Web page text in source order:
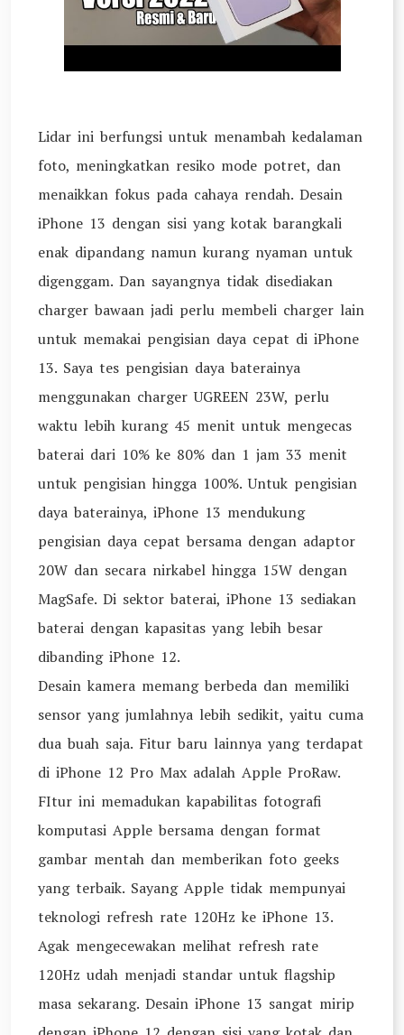
Lidar ini berfungsi untuk menambah kedalaman
foto, meningkatkan resiko mode potret, dan
menaikkan fokus pada cahaya rendah. Desain
iPhone 13 dengan sisi yang kotak barangkali
enak dipandang namun kurang nyaman untuk
digenggam. Dan sayangnya tidak disediakan
charger bawaan jadi perlu membeli charger lain
untuk memakai pengisian daya cepat di iPhone
13. Saya tes pengisian daya baterainya
menggunakan charger UGREEN 23W, perlu
waktu lebih kurang 45 menit untuk mengecas
baterai dari 10% ke 80% dan 1 jam 33 menit
untuk pengisian hingga 100%. Untuk pengisian
daya baterainya, iPhone 13 mendukung
pengisian daya cepat bersama dengan adaptor
20W dan secara nirkabel hingga 15W dengan
MagSafe. Di sektor baterai, iPhone 13 sediakan
baterai dengan kapasitas yang lebih besar
dibanding iPhone 12.
Desain kamera memang berbeda dan memiliki
sensor yang jumlahnya lebih sedikit, yaitu cuma
dua buah saja. Fitur baru lainnya yang terdapat
di iPhone 12 Pro Max adalah Apple ProRaw.
FItur ini memadukan kapabilitas fotografi
komputasi Apple bersama dengan format
gambar mentah dan memberikan foto geeks
yang terbaik. Sayang Apple tidak mempunyai
teknologi refresh rate 120Hz ke iPhone 13.
Agak mengecewakan melihat refresh rate
120Hz udah menjadi standar untuk flagship
masa sekarang. Desain iPhone 13 sangat mirip